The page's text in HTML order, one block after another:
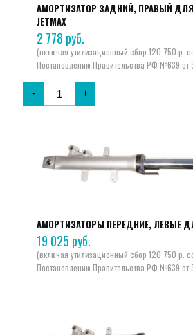
АМОРТИЗАТОР ЗАДНИЙ, ПРАВЫЙ ДЛЯ
JETMAX
2 778 руб.
- +
АМОРТИЗАТОРЫ ПЕРЕДНИЕ, ЛЕВЫЕ
19 025 руб.